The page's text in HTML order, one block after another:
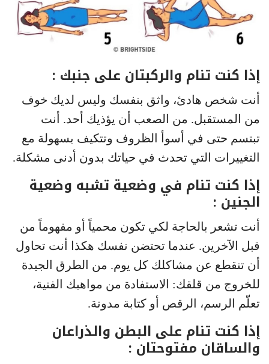
إذا كنت تنام والركبتان على جنبك :
أنت شخص هادئ، واثق بنفسك وليس لديك خوف
من المستقبل. من الصعب أن يؤذيك أحد. أنت
تبتسم حتى في أسوأ الظروف وتتكيف بسهولة مع
التغييرات التي تحدث في حياتك بدون أدنى مشكلة.
إذا كنت تنام في وضعية تشبه وضعية
الجنين :
أنت تشعر بالحاجة لكي تكون محمياً أو مفهوماً من
قبل الآخرين. عندما تحتضن نفسك هكذا أنت تحاول
أن تنقطع عن مشاكلك كل يوم. من الطرق الجيدة
للخروج من قلقك: الاستفادة من مواهبك الفنية،
تعلّم الرسم، الرقص أو كتابة مدونة.
إذا كنت تنام على البطن والذراعان
والساقان مفتوحتان :